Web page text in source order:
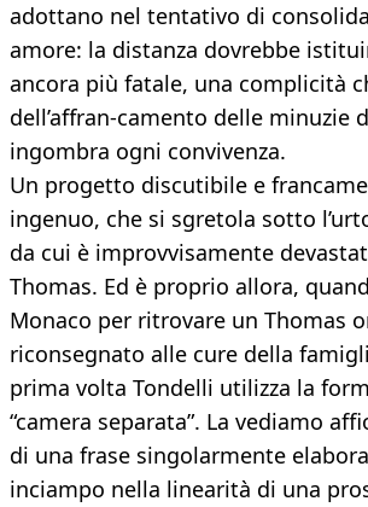
adottano nel tentativo di
amore: la distanza dovrebbe
ancora più fatale, una complicità
dell’affran-camento delle minuzie
ingombra ogni convivenza.
Un progetto discutibile e
ingenuo, che si sgretola sotto
da cui è improvvisamente
Thomas. Ed è proprio allora,
Monaco per ritrovare un Thomas
riconsegnato alle cure della
prima volta Tondelli utilizza la
“camera separata”. La vediamo
di una frase singolarmente
inciampo nella linearità di una